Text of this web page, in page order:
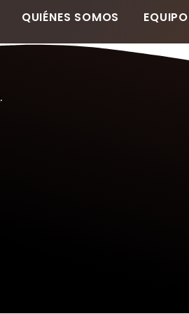
QUIÉNES SOMOS EQUIPO
.